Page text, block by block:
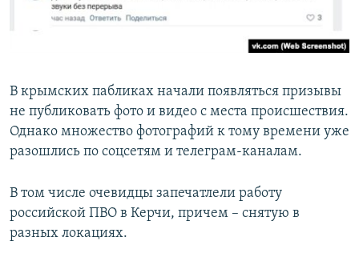
В крымских пабликах начали появляться призывы
не публиковать фото и видео с места происшествия.
Однако множество фотографий к тому времени уже
разошлись по соцсетям и телеграм-каналам.
В том числе очевидцы запечатлели работу
российской ПВО в Керчи, причем – снятую в
разных локациях.